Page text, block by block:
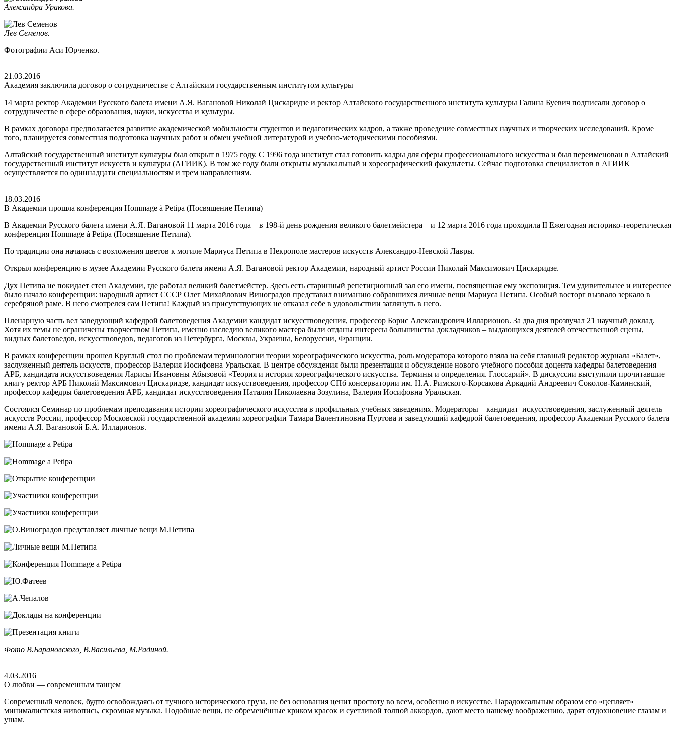
Александра Уракова.
Лев Семенов.
Фотографии Аси Юрченко.
21.03.2016
Академия заключила договор о сотрудничестве с Алтайским государственным институтом культуры
14 марта ректор Академии Русского балета имени А.Я. Вагановой Николай Цискаридзе и ректор Алтайского государственного института культуры Галина Буевич подписали договор о
сотрудничестве в сфере образования, науки, искусства и культуры.
В рамках договора предполагается развитие академической мобильности студентов и педагогических кадров, а также проведение совместных научных и творческих исследований. Кроме
того, планируется совместная подготовка научных работ и обмен учебной литературой и учебно-методическими пособиями.
Алтайский государственный институт культуры был открыт в 1975 году. С 1996 года институт стал готовить кадры для сферы профессионального искусства и был переименован в Алтайский
государственный институт искусств и культуры (АГИИК). В том же году были открыты музыкальный и хореографический факультеты. Сейчас подготовка специалистов в АГИИК
осуществляется по одиннадцати специальностям и трем направлениям.
18.03.2016
В Академии прошла конференция Hommage à Petipa (Посвящение Петипа)
В Академии Русского балета имени А.Я. Вагановой 11 марта 2016 года – в 198-й день рождения великого балетмейстера – и 12 марта 2016 года проходила II Ежегодная историко-теоретическая
конференция Hommage à Petipa (Посвящение Петипа).
По традиции она началась с возложения цветов к могиле Мариуса Петипа в Некрополе мастеров искусств Александро-Невской Лавры.
Открыл конференцию в музее Академии Русского балета имени А.Я. Вагановой ректор Академии, народный артист России Николай Максимович Цискаридзе.
Дух Петипа не покидает стен Академии, где работал великий балетмейстер. Здесь есть старинный репетиционный зал его имени, посвященная ему экспозиция. Тем удивительнее и интереснее
было начало конференции: народный артист СССР Олег Михайлович Виноградов представил вниманию собравшихся личные вещи Мариуса Петипа. Особый восторг вызвало зеркало в
серебряной раме. В него смотрелся сам Петипа! Каждый из присутствующих не отказал себе в удовольствии заглянуть в него.
Пленарную часть вел заведующий кафедрой балетоведения Академии кандидат искусствоведения, профессор Борис Александрович Илларионов. За два дня прозвучал 21 научный доклад.
Хотя их темы не ограничены творчеством Петипа, именно наследию великого мастера были отданы интересы большинства докладчиков – выдающихся деятелей отечественной сцены,
видных балетоведов, искусствоведов, педагогов из Петербурга, Москвы, Украины, Белоруссии, Франции.
В рамках конференции прошел Круглый стол по проблемам терминологии теории хореографического искусства, роль модератора которого взяла на себя главный редактор журнала «Балет»,
заслуженный деятель искусств, профессор Валерия Иосифовна Уральская. В центре обсуждения были презентация и обсуждение нового учебного пособия доцента кафедры балетоведения
АРБ, кандидата искусствоведения Ларисы Ивановны Абызовой «Теория и история хореографического искусства. Термины и определения. Глоссарий». В дискуссии выступили прочитавшие
книгу ректор АРБ Николай Максимович Цискаридзе, кандидат искусствоведения, профессор СПб консерватории им. Н.А. Римского-Корсакова Аркадий Андреевич Соколов-Каминский,
профессор кафедры балетоведения АРБ, кандидат искусствоведения Наталия Николаевна Зозулина, Валерия Иосифовна Уральская.
Состоялся Семинар по проблемам преподавания истории хореографического искусства в профильных учебных заведениях. Модераторы – кандидат искусствоведения, заслуженный деятель
искусств России, профессор Московской государственной академии хореографии Тамара Валентиновна Пуртова и заведующий кафедрой балетоведения, профессор Академии Русского балета
имени А.Я. Вагановой Б.А. Илларионов.
Фото В.Барановского, В.Васильева, М.Радиной.
4.03.2016
О любви — современным танцем
Современный человек, будто освобождаясь от тучного исторического груза, не без основания ценит простоту во всем, особенно в искусстве. Парадоксальным образом его «цепляет»
минималистская живопись, скромная музыка. Подобные вещи, не обременённые криком красок и суетливой толпой аккордов, дают место нашему воображению, дарят отдохновение глазам и
ушам.